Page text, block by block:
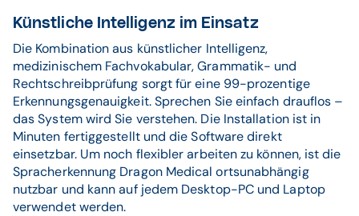
Künstliche Intelligenz im Einsatz
Die Kombination aus künstlicher Intelligenz,
medizinischem Fachvokabular, Grammatik- und
Rechtschreibprüfung sorgt für eine 99-prozentige
Erkennungsgenauigkeit. Sprechen Sie einfach drauflos –
das System wird Sie verstehen. Die Installation ist in
Minuten fertiggestellt und die Software direkt
einsetzbar. Um noch flexibler arbeiten zu können, ist die
Spracherkennung Dragon Medical ortsunabhängig
nutzbar und kann auf jedem Desktop-PC und Laptop
verwendet werden.